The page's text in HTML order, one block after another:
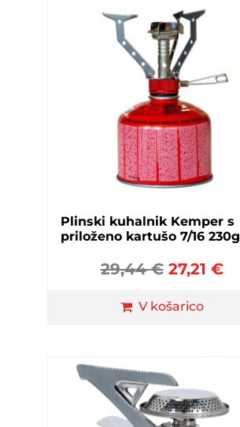
Plinski kuhalnik Kemper s
priloženo kartušo 7/16 230g
29,44€ 27,21 €
V košarico